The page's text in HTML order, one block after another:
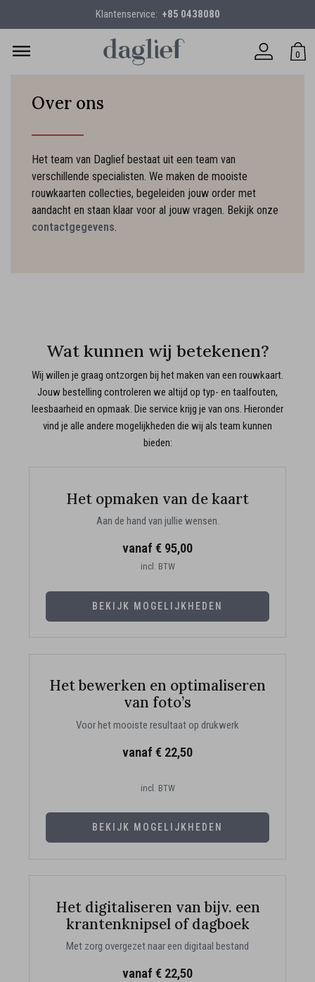
Klantenservice: +85 0438080
0
Over ons
Het team van Daglief bestaat uit een team van
verschillende specialisten. We maken de mooiste
rouwkaarten collecties, begeleiden jouw order met
aandacht en staan klaar voor al jouw vragen. Bekijk onze
contactgegevens.
Wat kunnen wij betekenen?
Wij willen je graag ontzorgen bij het maken van een rouwkaart.
Jouw bestelling controleren we altijd op typ- en taalfouten,
leesbaarheid en opmaak. Die service krijg je van ons. Hieronder
vind je alle andere mogelijkheden die wij als team kunnen
bieden:
Het opmaken van de kaart
Aan de hand van jullie wensen.
vanaf € 95,00
incl. BTW
BEKIJK MOGELIJKHEDEN
Het bewerken en optimaliseren
van foto’s
Voor het mooiste resultaat op drukwerk
vanaf € 22,50
incl. BTW
BEKIJK MOGELIJKHEDEN
Het digitaliseren van bijv. een
krantenknipsel of dagboek
Met zorg overgezet naar een digitaal bestand
vanaf € 22,50